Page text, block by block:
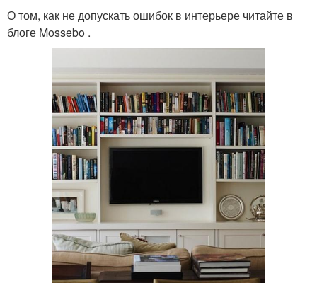
О том, как не допускать ошибок в интерьере читайте в
блоге Mossebo .